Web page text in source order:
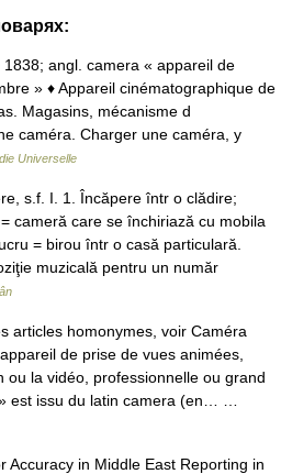
angl. camera « appareil de
» ♦ Appareil cinématographique de
Magasins, mécanisme d
caméra. Charger une caméra, y
Universelle
s.f. I. 1. Încăpere într o clădire;
cameră care se închiriază cu mobila
= birou într o casă particulară.
muzicală pentru un număr
articles homonymes, voir Caméra
de prise de vues animées,
ou la vidéo, professionnelle ou grand
est issu du latin camera (en… …
in Middle East Reporting in